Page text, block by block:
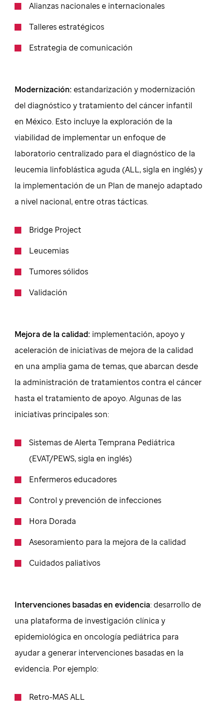
Alianzas nacionales e internacionales
Talleres estratégicos
Estrategia de comunicación
Modernización: estandarización y modernización
del diagnóstico y tratamiento del cáncer infantil
en México. Esto incluye la exploración de la
viabilidad de implementar un enfoque de
laboratorio centralizado para el diagnóstico de la
leucemia linfoblástica aguda (ALL, sigla en inglés) y
la implementación de un Plan de manejo adaptado
a nivel nacional, entre otras tácticas.
Bridge Project
Leucemias
Tumores sólidos
Validación
Mejora de la calidad: implementación, apoyo y
aceleración de iniciativas de mejora de la calidad
en una amplia gama de temas, que abarcan desde
la administración de tratamientos contra el cáncer
hasta el tratamiento de apoyo. Algunas de las
iniciativas principales son:
Sistemas de Alerta Temprana Pediátrica
(EVAT/PEWS, sigla en inglés)
Enfermeros educadores
Control y prevención de infecciones
Hora Dorada
Asesoramiento para la mejora de la calidad
Cuidados paliativos
Intervenciones basadas en evidencia: desarrollo de
una plataforma de investigación clínica y
epidemiológica en oncología pediátrica para
ayudar a generar intervenciones basadas en la
evidencia. Por ejemplo:
Retro-MAS ALL